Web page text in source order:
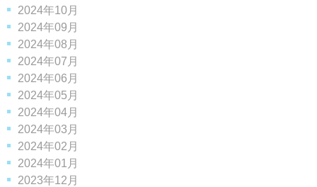
2024年10月
2024年09月
2024年08月
2024年07月
2024年06月
2024年05月
2024年04月
2024年03月
2024年02月
2024年01月
2023年12月